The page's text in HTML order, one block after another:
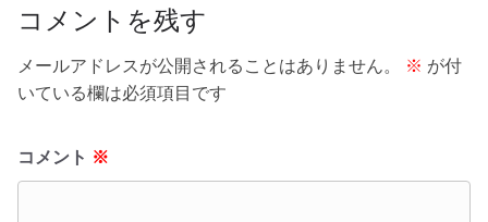
コメントを残す
メールアドレスが公開されることはありません。 ※ が付
いている欄は必須項目です
コメント ※